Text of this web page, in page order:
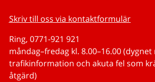
Skriv till oss via kontaktformulär
Ring, 0771-921 921
måndag–fredag kl. 8.00–16.00
trafikinformation och akuta fel som
åtgärd)